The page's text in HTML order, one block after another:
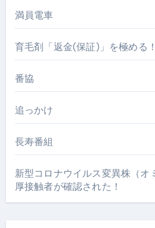
満員電車
育毛剤「返金(保証)」を極める！
番協
追っかけ
長寿番組
新型コロナウイルス変異株（オ
厚接触者が確認された！